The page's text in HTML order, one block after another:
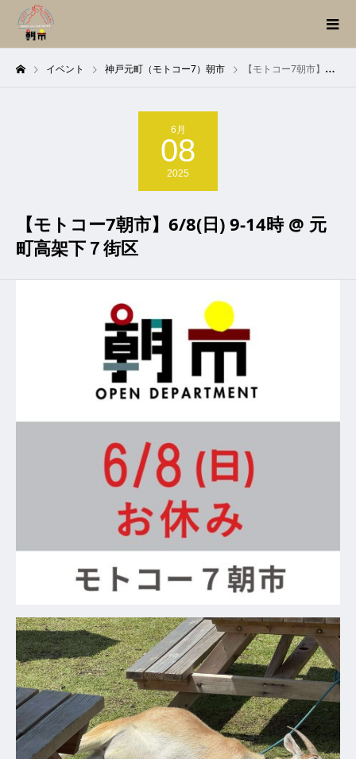
イベント 神戸元町（モトコー7）朝市 【モトコー7朝市】6/8(日) 9-14時 @ 元町高架下７街区
6月
08
2025
【モトコー7朝市】6/8(日) 9-14時 @ 元
町高架下７街区